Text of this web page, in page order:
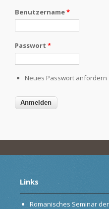
Benutzername*
Passwort *
Neues Passwort anfordern
Links
Romanisches Seminar